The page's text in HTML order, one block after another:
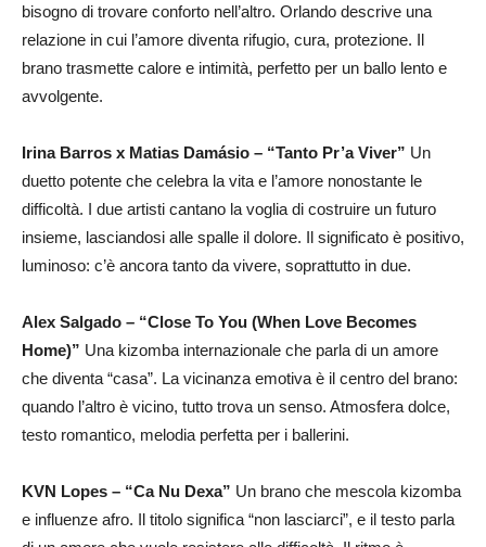
bisogno di trovare conforto nell’altro. Orlando descrive una
relazione in cui l’amore diventa rifugio, cura, protezione. Il
brano trasmette calore e intimità, perfetto per un ballo lento e
avvolgente.
Irina Barros x Matias Damásio – “Tanto Pr’a Viver” Un
duetto potente che celebra la vita e l’amore nonostante le
difficoltà. I due artisti cantano la voglia di costruire un futuro
insieme, lasciandosi alle spalle il dolore. Il significato è positivo,
luminoso: c’è ancora tanto da vivere, soprattutto in due.
Alex Salgado – “Close To You (When Love Becomes
Home)” Una kizomba internazionale che parla di un amore
che diventa “casa”. La vicinanza emotiva è il centro del brano:
quando l’altro è vicino, tutto trova un senso. Atmosfera dolce,
testo romantico, melodia perfetta per i ballerini.
KVN Lopes – “Ca Nu Dexa” Un brano che mescola kizomba
e influenze afro. Il titolo significa “non lasciarci”, e il testo parla